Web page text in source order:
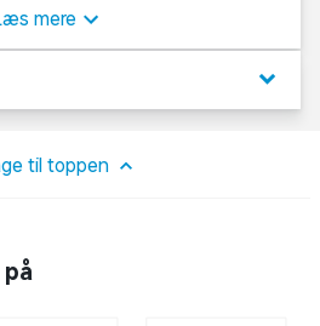
mere
keyboard_arrow_down
til toppen
på